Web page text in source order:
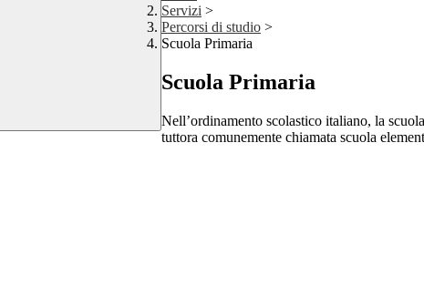
Servizi >
Percorsi di studio >
Scuola Primaria
Scuola Primaria
Nell’ordinamento scolastico italiano, la
tuttora comunemente chiamata scuola